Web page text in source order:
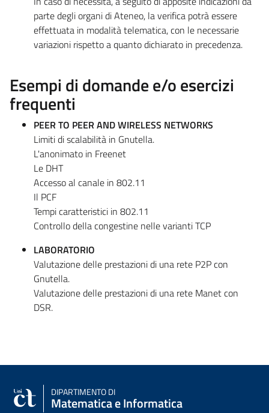
parte degli organi di Ateneo, la verifica potrà essere
effettuata in modalità telematica, con le necessarie
variazioni rispetto a quanto dichiarato in precedenza.
Esempi di domande e/o esercizi
frequenti
PEER TO PEER AND WIRELESS NETWORKS
Limiti di scalabilità in Gnutella.
L'anonimato in Freenet
Le DHT
Accesso al canale in 802.11
Il PCF
Tempi caratteristici in 802.11
Controllo della congestine nelle varianti TCP
LABORATORIO
Valutazione delle prestazioni di una rete P2P con
Gnutella.
Valutazione delle prestazioni di una rete Manet con
DSR.
DIPARTIMENTO DI
Matematica e Informatica